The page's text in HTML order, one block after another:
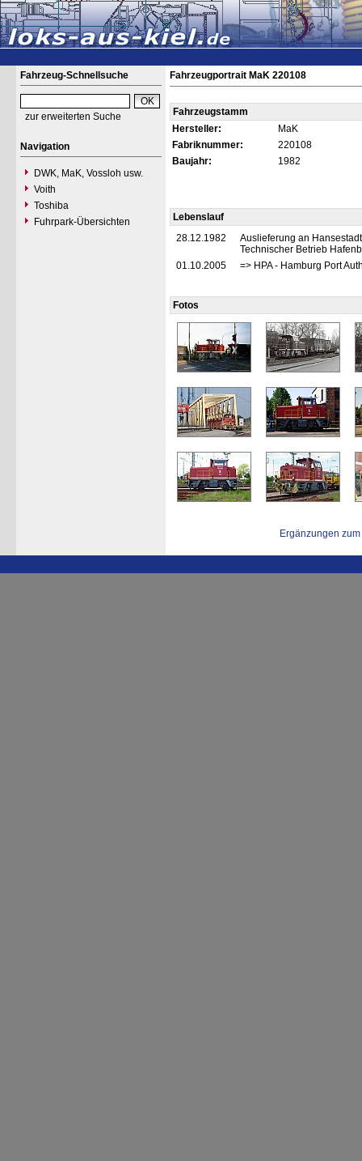
Fahrzeug-Schnellsuche
zur erweiterten Suche
Navigation
DWK, MaK, Vossloh usw.
Voith
Toshiba
Fuhrpark-Übersichten
Fahrzeugportrait MaK 220108
Fahrzeugstamm
Hersteller:
MaK
Fabriknummer:
220108
Baujahr:
1982
Lebenslauf
28.12.1982
Auslieferung an
Technischer Betrieb
01.10.2005
=> HPA - Hamburg Port
Fotos
Ergänzungen